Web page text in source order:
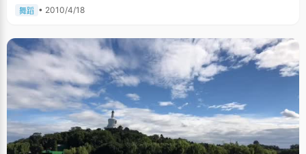
舞蹈 • 2010/4/18